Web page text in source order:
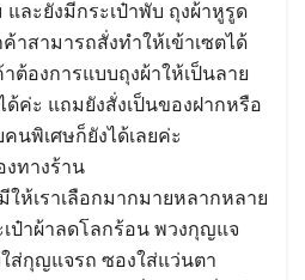
ละยังมีกระเป๋าพับ ถุงผ้าหูรูด
าสามารถสั่งทำให้เข้าเซตได้
ต้องการแบบถุงผ้าให้เป็นลาย
ด้ค่ะ แถมยังสั่งเป็นของฝากหรือ
นพิเศษก็ยังได้เลยค่ะ
งทางร้าน
ให้เราเลือกมากมายหลากหลาย
เป๋าผ้าลดโลกร้อน พวงกุญแจ
ส่กุญแจรถ ซองใส่แว่นตา